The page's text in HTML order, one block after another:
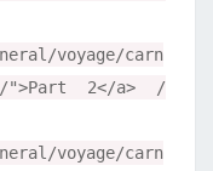
voyage/carn
">Part 2</a> /
voyage/carn